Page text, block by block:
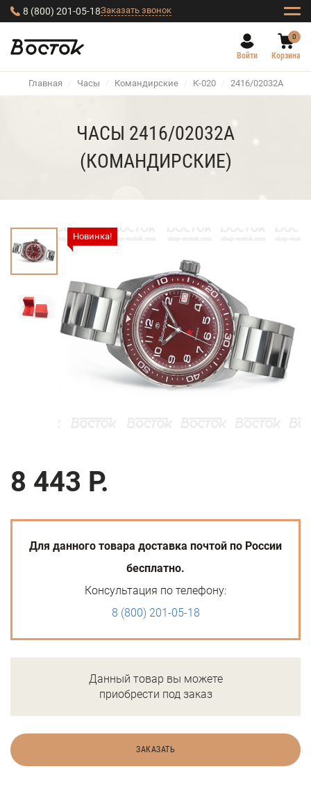
8 (800) 201-05-18Заказать звонок
Войти
0
Корзина
Главная / Часы / Командирские / К-020 / 2416/02032А
ЧАСЫ 2416/02032А
(КОМАНДИРСКИЕ)
Новинка!
8 443 Р.
Для данного товара доставка почтой по России
бесплатно.
Консультация по телефону:
8 (800) 201-05-18
Данный товар вы можете
приобрести под заказ
ЗАКАЗАТЬ